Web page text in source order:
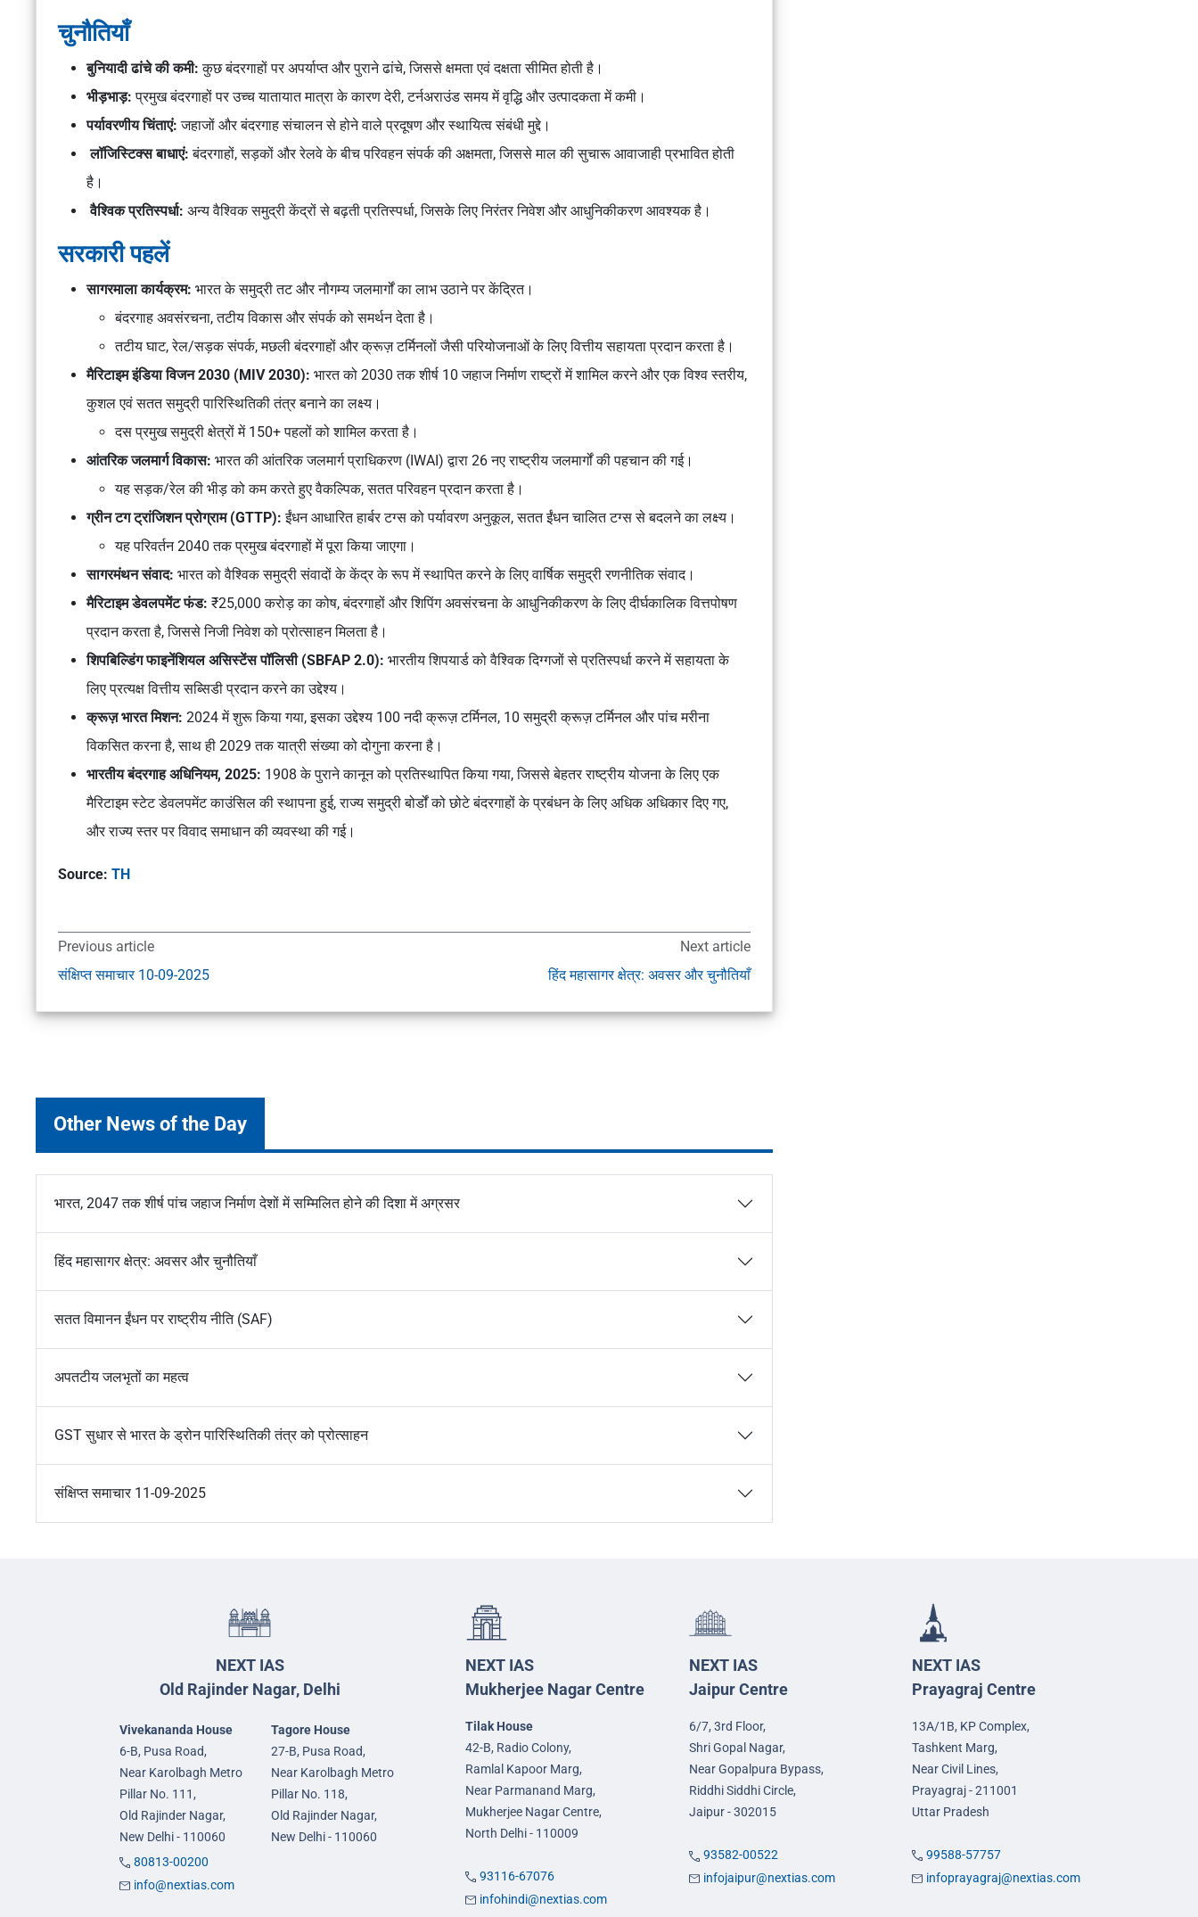
चुनौतियाँ
बुनियादी ढांचे की कमी: कुछ बंदरगाहों पर अपर्याप्त और पुराने ढांचे, जिससे क्षमता एवं दक्षता सीमित होती है।
भीड़भाड़: प्रमुख बंदरगाहों पर उच्च यातायात मात्रा के कारण देरी, टर्नअराउंड समय में वृद्धि और उत्पादकता में कमी।
पर्यावरणीय चिंताएं: जहाजों और बंदरगाह संचालन से होने वाले प्रदूषण और स्थायित्व संबंधी मुद्दे।
लॉजिस्टिक्स बाधाएं: बंदरगाहों, सड़कों और रेलवे के बीच परिवहन संपर्क की अक्षमता, जिससे माल की सुचारू आवाजाही प्रभावित होती
है।
वैश्विक प्रतिस्पर्धा: अन्य वैश्विक समुद्री केंद्रों से बढ़ती प्रतिस्पर्धा, जिसके लिए निरंतर निवेश और आधुनिकीकरण आवश्यक है।
सरकारी पहलें
सागरमाला कार्यक्रम: भारत के समुद्री तट और नौगम्य जलमार्गों का लाभ उठाने पर केंद्रित।
बंदरगाह अवसंरचना, तटीय विकास और संपर्क को समर्थन देता है।
तटीय घाट, रेल/सड़क संपर्क, मछली बंदरगाहों और क्रूज़ टर्मिनलों जैसी परियोजनाओं के लिए वित्तीय सहायता प्रदान करता है।
मैरिटाइम इंडिया विजन 2030 (MIV 2030): भारत को 2030 तक शीर्ष 10 जहाज निर्माण राष्ट्रों में शामिल करने और एक विश्व स्तरीय,
कुशल एवं सतत समुद्री पारिस्थितिकी तंत्र बनाने का लक्ष्य।
दस प्रमुख समुद्री क्षेत्रों में 150+ पहलों को शामिल करता है।
आंतरिक जलमार्ग विकास: भारत की आंतरिक जलमार्ग प्राधिकरण (IWAI) द्वारा 26 नए राष्ट्रीय जलमार्गों की पहचान की गई।
यह सड़क/रेल की भीड़ को कम करते हुए वैकल्पिक, सतत परिवहन प्रदान करता है।
ग्रीन टग ट्रांजिशन प्रोग्राम (GTTP): ईंधन आधारित हार्बर टग्स को पर्यावरण अनुकूल, सतत ईंधन चालित टग्स से बदलने का लक्ष्य।
यह परिवर्तन 2040 तक प्रमुख बंदरगाहों में पूरा किया जाएगा।
सागरमंथन संवाद: भारत को वैश्विक समुद्री संवादों के केंद्र के रूप में स्थापित करने के लिए वार्षिक समुद्री रणनीतिक संवाद।
मैरिटाइम डेवलपमेंट फंड: ₹25,000 करोड़ का कोष, बंदरगाहों और शिपिंग अवसंरचना के आधुनिकीकरण के लिए दीर्घकालिक वित्तपोषण
प्रदान करता है, जिससे निजी निवेश को प्रोत्साहन मिलता है।
शिपबिल्डिंग फाइनेंशियल असिस्टेंस पॉलिसी (SBFAP 2.0): भारतीय शिपयार्ड को वैश्विक दिग्गजों से प्रतिस्पर्धा करने में सहायता के
लिए प्रत्यक्ष वित्तीय सब्सिडी प्रदान करने का उद्देश्य।
क्रूज़ भारत मिशन: 2024 में शुरू किया गया, इसका उद्देश्य 100 नदी क्रूज़ टर्मिनल, 10 समुद्री क्रूज़ टर्मिनल और पांच मरीना
विकसित करना है, साथ ही 2029 तक यात्री संख्या को दोगुना करना है।
भारतीय बंदरगाह अधिनियम, 2025: 1908 के पुराने कानून को प्रतिस्थापित किया गया, जिससे बेहतर राष्ट्रीय योजना के लिए एक
मैरिटाइम स्टेट डेवलपमेंट काउंसिल की स्थापना हुई, राज्य समुद्री बोर्डों को छोटे बंदरगाहों के प्रबंधन के लिए अधिक अधिकार दिए गए,
और राज्य स्तर पर विवाद समाधान की व्यवस्था की गई।
Source: TH
Previous article
संक्षिप्त समाचार 10-09-2025
Next article
हिंद महासागर क्षेत्र: अवसर और चुनौतियाँ
Other News of the Day
भारत, 2047 तक शीर्ष पांच जहाज निर्माण देशों में सम्मिलित होने की दिशा में अग्रसर
हिंद महासागर क्षेत्र: अवसर और चुनौतियाँ
सतत विमानन ईंधन पर राष्ट्रीय नीति (SAF)
अपतटीय जलभृतों का महत्व
GST सुधार से भारत के ड्रोन पारिस्थितिकी तंत्र को प्रोत्साहन
संक्षिप्त समाचार 11-09-2025
NEXT IAS
Old Rajinder Nagar, Delhi
Vivekananda House
6-B, Pusa Road,
Near Karolbagh Metro
Pillar No. 111,
Old Rajinder Nagar,
New Delhi - 110060
Tagore House
27-B, Pusa Road,
Near Karolbagh Metro
Pillar No. 118,
Old Rajinder Nagar,
New Delhi - 110060
80813-00200
info@nextias.com
NEXT IAS
Mukherjee Nagar Centre
Tilak House
42-B, Radio Colony,
Ramlal Kapoor Marg,
Near Parmanand Marg,
Mukherjee Nagar Centre,
North Delhi - 110009
93116-67076
infohindi@nextias.com
NEXT IAS
Jaipur Centre
6/7, 3rd Floor,
Shri Gopal Nagar,
Near Gopalpura Bypass,
Riddhi Siddhi Circle,
Jaipur - 302015
93582-00522
infojaipur@nextias.com
NEXT IAS
Prayagraj Centre
13A/1B, KP Complex,
Tashkent Marg,
Near Civil Lines,
Prayagraj - 211001
Uttar Pradesh
99588-57757
infoprayagraj@nextias.com